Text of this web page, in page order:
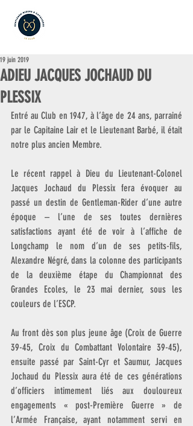
ADIEU JACQUES JOCHAUD DU
PLESSIX
19 juin 2019
Entré au Club en 1947, à l’âge de 24 ans, parrainé
par le Capitaine Lair et le Lieutenant Barbé, il était
notre plus ancien Membre.
Le récent rappel à Dieu du Lieutenant-Colonel
Jacques Jochaud du Plessix fera évoquer au
passé un destin de Gentleman-Rider d’une autre
époque – l’une de ses toutes dernières
satisfactions ayant été de voir à l’affiche de
Longchamp le nom d’un de ses petits-fils,
Alexandre Négré, dans la colonne des participants
de la deuxième étape du Championnat des
Grandes Ecoles, le 23 mai dernier, sous les
couleurs de l’ESCP.
Au front dès son plus jeune âge (Croix de Guerre
39-45, Croix du Combattant Volontaire 39-45),
ensuite passé par Saint-Cyr et Saumur, Jacques
Jochaud du Plessix aura été de ces générations
d’officiers intimement liés aux douloureux
engagements « post-Première Guerre » de
l’Armée Française, ayant notamment servi en